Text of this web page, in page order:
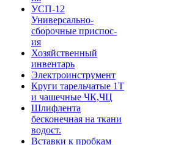
УСП-12
Универсально-
сборочные приспос-
ия
Хозяйственный
инвентарь
Электроинструмент
Круги тарельчатые 1Т
и чашечные ЧК,ЧЦ
Шлифлента
бесконечная на ткани
водост.
Вставки к пробкам